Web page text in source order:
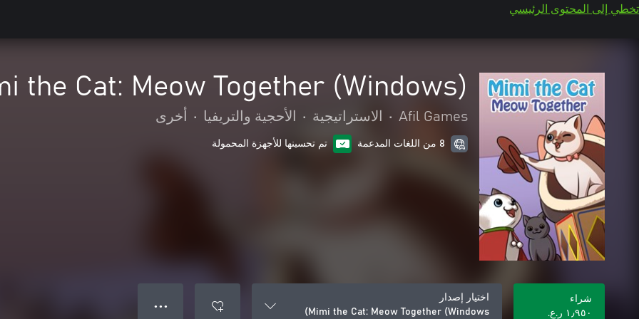
تخطي إلى المحتوى الرئيسي
the Cat: Meow Together (Windows)
Afil Games
• الاستراتيجية • الأحجية والتريفيا • أخرى
8 من اللغات المدعمة تم تحسينها للأجهزة المحمولة
شراء
١٫٩٥٠ ر.ع.‏
اختيار إصدار
Mimi the Cat: Meow Together (Windows)
● ● ●